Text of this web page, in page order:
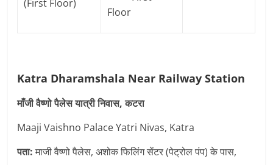
(First Floor)
Floor
Katra Dharamshala Near Railway Station
माँजी वैष्णो पैलेस यात्री निवास, कटरा
Maaji Vaishno Palace Yatri Nivas, Katra
पता:माजी वैष्णो पैलेस, अशोक फिलिंग सेंटर (पेट्रोल पंप) के पास,